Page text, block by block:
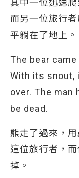
其中一位迅速
而另一位旅行
平躺在了地上。
The bear
With its snout,
over. The man
be dead.
熊走了過來，
這位旅行者，
掉。